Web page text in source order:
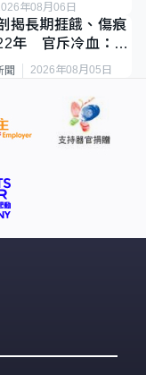
年08月06日
揭長期捱餓、傷痕
年 官斥冷血：同
聞 2026年08月05日